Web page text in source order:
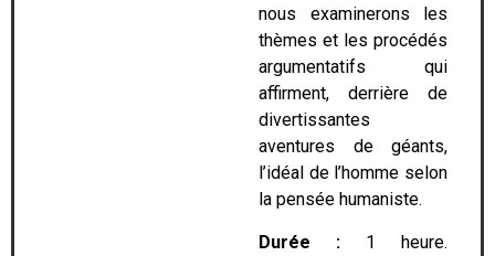
nous examinerons les
thèmes et les procédés
argumentatifs qui
affirment, derrière de
divertissantes
aventures de géants,
l’idéal de l’homme selon
la pensée humaniste.
Durée : 1 heure.